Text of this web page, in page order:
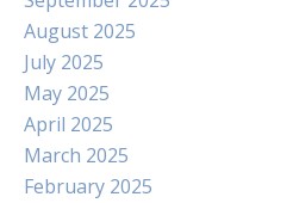
August 2025
July 2025
May 2025
April 2025
March 2025
February 2025